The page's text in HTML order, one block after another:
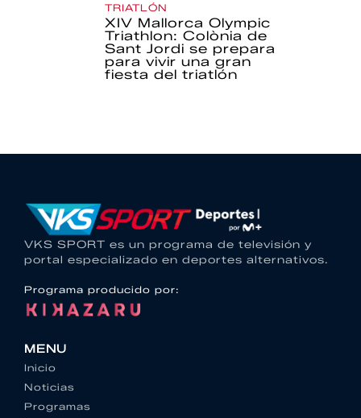
TRIATLÓN
XIV Mallorca Olympic
Triathlon: Colònia de
Sant Jordi se prepara
para vivir una gran
fiesta del triatlón
VKS SPORT es un programa de televisión y
portal especializado en deportes alternativos.
Programa producido por:
MENU
Inicio
Noticias
Programas